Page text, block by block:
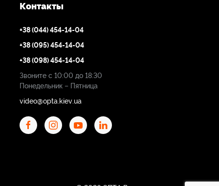
Контакты
+38 (044) 454-14-04
+38 (095) 454-14-04
+38 (098) 454-14-04
Звоните с 10:00 до 18:30
Понедельник – Пятница
video@opta.kiev.ua